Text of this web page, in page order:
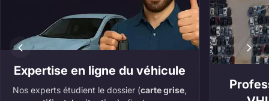
Expertise en ligne du véhicule
Nos experts étudient le dossier (carte grise,